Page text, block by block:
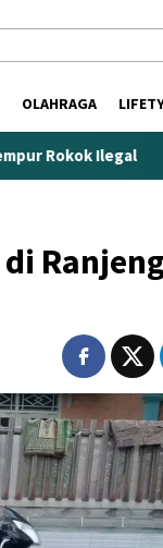
OLAHRAGA
Ilegal